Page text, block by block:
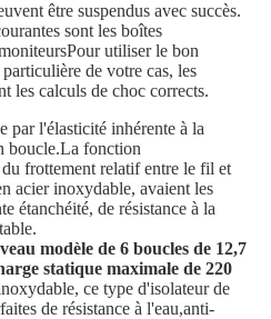
être suspendus avec succès.
sont les boîtes
utiliser le bon
de votre cas, les
les calculs de choc corrects.
par l'élasticité inhérente à la
boucle.La fonction
frottement relatif entre le fil et
acier inoxydable, avaient les
étanchéité, de résistance à la
modèle de 6 boucles de 12,7
statique maximale de 220
ce type d'isolateur de
de résistance à l'eau,anti-